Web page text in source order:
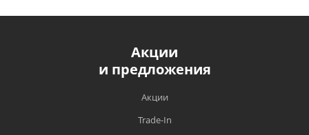
Акции
и предложения
Акции
Trade-In